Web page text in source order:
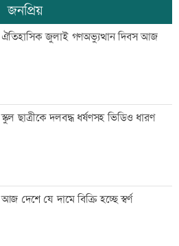
ঢাকা-ময়মনসিংহ রেল যোগাযোগ স্বাভাবিক
সিঙ্গাপুর থেকে এক কার্গো এলএনজি কিনবে
সরকার
মান্দায় ২৯৬ বোতলসহ দুই মাদক কারবারি
আটক
জনপ্রিয়
ঐতিহাসিক জুলাই গণঅভ্যুত্থান দিবস আজ
স্কুল ছাত্রীকে দলবদ্ধ ধর্ষণসহ ভিডিও ধারণ
আজ দেশে যে দামে বিক্রি হচ্ছে স্বর্ণ